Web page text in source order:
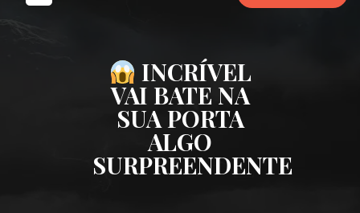
INCRÍVEL
VAI BATE NA
SUA PORTA
ALGO
SURPREENDENTE